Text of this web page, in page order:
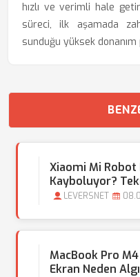
hızlı ve verimli hale
süreci, ilk aşamada
sunduğu yüksek
Xiaomi Mi Robot
Kayboluyor?
LEVERSNET
MacBook Pro
Ekran Neden